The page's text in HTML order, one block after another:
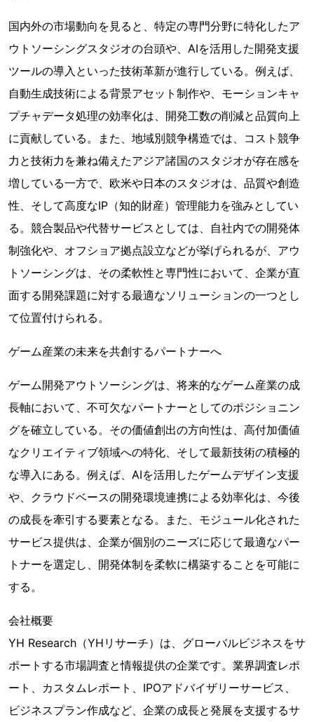
国内外の市場動向を見ると、特定の専門分野に特化したア
ウトソーシングスタジオの台頭や、AIを活用した開発支援
ツールの導入といった技術革新が進行している。例えば、
自動生成技術による背景アセット制作や、モーションキャ
プチャデータ処理の効率化は、開発工数の削減と品質向上
に貢献している。また、地域別競争構造では、コスト競争
力と技術力を兼ね備えたアジア諸国のスタジオが存在感を
増している一方で、欧米や日本のスタジオは、品質や創造
性、そして高度なIP（知的財産）管理能力を強みとしてい
る。競合製品や代替サービスとしては、自社内での開発体
制強化や、オフショア拠点設立などが挙げられるが、アウ
トソーシングは、その柔軟性と専門性において、企業が直
面する開発課題に対する最適なソリューションの一つとし
て位置付けられる。
ゲーム産業の未来を共創するパートナーへ
ゲーム開発アウトソーシングは、将来的なゲーム産業の成
長軸において、不可欠なパートナーとしてのポジショニン
グを確立している。その価値創出の方向性は、高付加価値
なクリエイティブ領域への特化、そして最新技術の積極的
な導入にある。例えば、AIを活用したゲームデザイン支援
や、クラウドベースの開発環境連携による効率化は、今後
の成長を牽引する要素となる。また、モジュール化された
サービス提供は、企業が個別のニーズに応じて最適なパー
トナーを選定し、開発体制を柔軟に構築することを可能に
する。
会社概要
YH Research（YHリサーチ）は、グローバルビジネスをサ
ポートする市場調査と情報提供の企業です。業界調査レポ
ート、カスタムレポート、IPOアドバイザリーサービス、
ビジネスプラン作成など、企業の成長と発展を支援するサ